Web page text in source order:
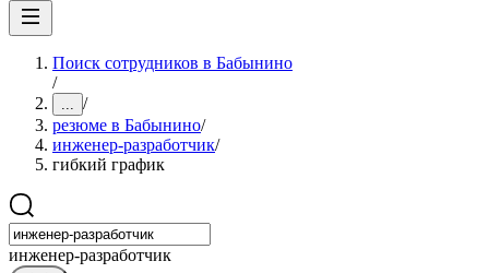
Поиск сотрудников в Бабынино
/
... /
резюме в Бабынино/
инженер-разработчик/
гибкий график
инженер-разработчик